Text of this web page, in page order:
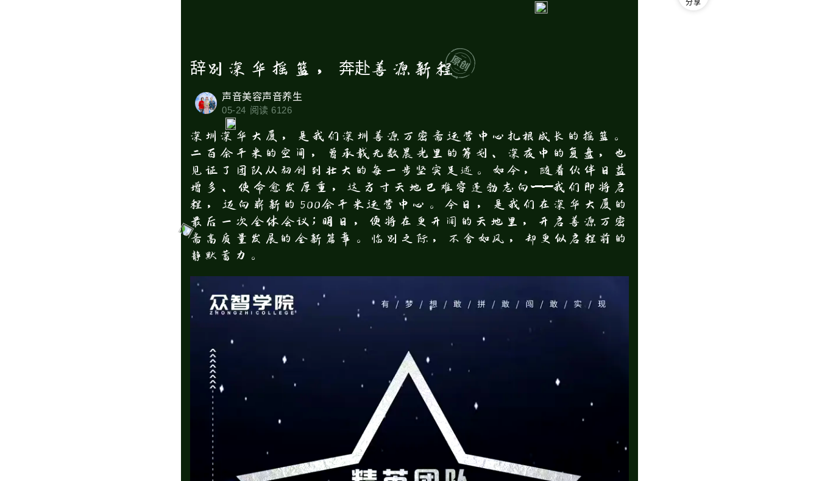
辞别深华摇篮，奔赴善源新程
声音美容声音养生
05-24 阅读 6126
深圳深华大厦，是我们深圳善源万密斋运营中心扎根成长的摇篮。
二百余平米的空间，曾承载无数晨光里的筹划、深夜中的复盘，也
见证了团队从初创到壮大的每一步坚实足迹。如今，随着伙伴日益
增多、使命愈发厚重，这方寸天地已难容蓬勃志向——我们即将启
程，迈向崭新的500余平米运营中心。今日，是我们在深华大厦的
最后一次全体会议；明日，便将在更开阔的天地里，开启善源万密
斋高质量发展的全新篇章。临别之际，不舍如风，却更似启程前的
静默蓄力。
分享